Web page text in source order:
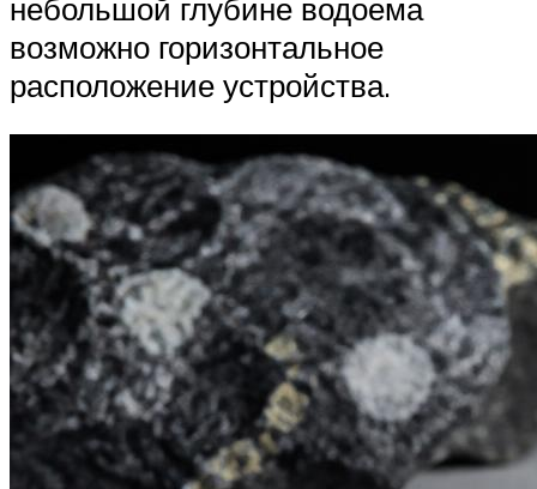
небольшой глубине водоема
возможно горизонтальное
расположение устройства.